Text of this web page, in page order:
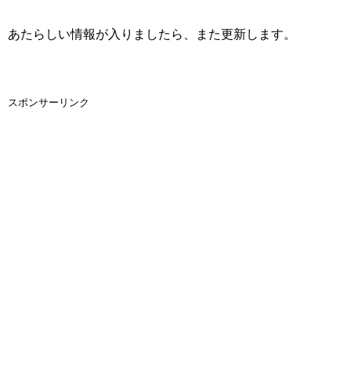
あたらしい情報が入りましたら、また更新します。
スポンサーリンク